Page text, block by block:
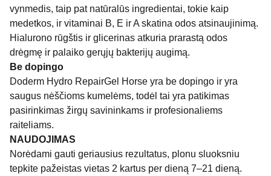
vynmedis, taip pat natūralūs ingredientai, tokie kaip
medetkos, ir vitaminai B, E ir A skatina odos atsinaujinimą.
Hialurono rūgštis ir glicerinas atkuria prarastą odos
drėgmę ir palaiko gerųjų bakterijų augimą.
Be dopingo
Doderm Hydro RepairGel Horse yra be dopingo ir yra
saugus nėščioms kumelėms, todėl tai yra patikimas
pasirinkimas žirgų savininkams ir profesionaliems
raiteliams.
NAUDOJIMAS
Norėdami gauti geriausius rezultatus, plonu sluoksniu
tepkite pažeistas vietas 2 kartus per dieną 7–21 dieną.